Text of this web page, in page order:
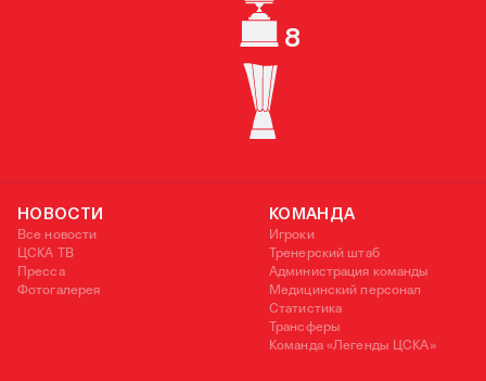
8
НОВОСТИ
Все новости
ЦСКА ТВ
Пресса
Фотогалерея
КОМАНДА
Игроки
Тренерский штаб
Администрация команды
Медицинский персонал
Статистика
Трансферы
Команда «Легенды ЦСКА»